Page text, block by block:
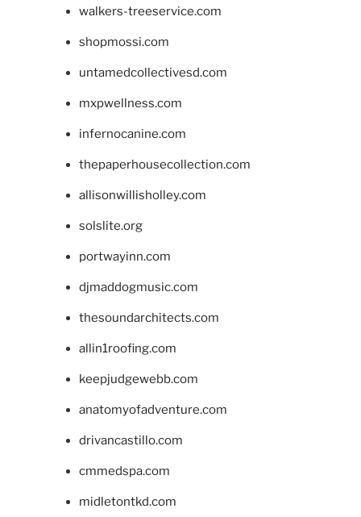
walkers-treeservice.com
shopmossi.com
untamedcollectivesd.com
mxpwellness.com
infernocanine.com
thepaperhousecollection.com
allisonwillisholley.com
solslite.org
portwayinn.com
djmaddogmusic.com
thesoundarchitects.com
allin1roofing.com
keepjudgewebb.com
anatomyofadventure.com
drivancastillo.com
cmmedspa.com
midletontkd.com